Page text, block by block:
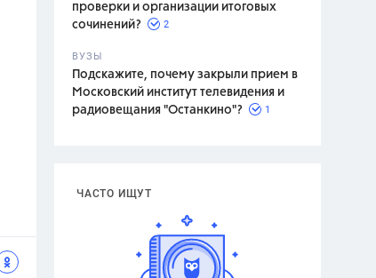
проверки и организации итоговых
сочинений?
2
ВУЗЫ
Подскажите, почему закрыли прием в
Московский институт телевидения и
радиовещания "Останкино"?
1
ЧАСТО ИЩУТ